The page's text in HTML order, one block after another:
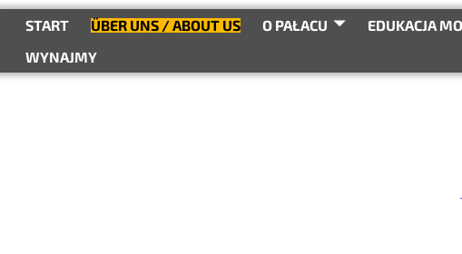
treściSTART ÜBER UNS / ABOUT US O PAŁACU EDUKACJA
WYNAJMY